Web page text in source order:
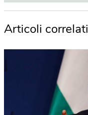
Articoli correlati